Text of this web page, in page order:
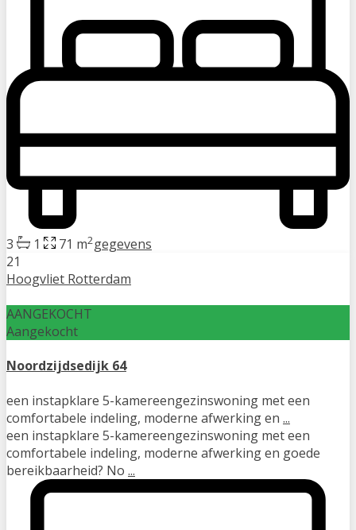
3 1 71 m2gegevens
21
Hoogvliet Rotterdam
AANGEKOCHT
Aangekocht
Noordzijdsedijk 64
een instapklare 5-kamereengezinswoning met een
comfortabele indeling, moderne afwerking en ...
een instapklare 5-kamereengezinswoning met een
comfortabele indeling, moderne afwerking en goede
bereikbaarheid? No ...